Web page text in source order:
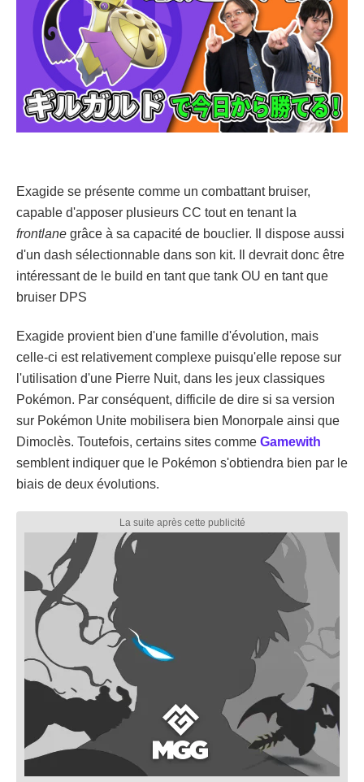
Exagide se présente comme un combattant bruiser,
capable d'apposer plusieurs CC tout en tenant la
frontlane grâce à sa capacité de bouclier. Il dispose aussi
d'un dash sélectionnable dans son kit. Il devrait donc être
intéressant de le build en tant que tank OU en tant que
bruiser DPS
Exagide provient bien d'une famille d'évolution, mais
celle-ci est relativement complexe puisqu'elle repose sur
l'utilisation d'une Pierre Nuit, dans les jeux classiques
Pokémon. Par conséquent, difficile de dire si sa version
sur Pokémon Unite mobilisera bien Monorpale ainsi que
Dimoclès. Toutefois, certains sites comme Gamewith
semblent indiquer que le Pokémon s'obtiendra bien par le
biais de deux évolutions.